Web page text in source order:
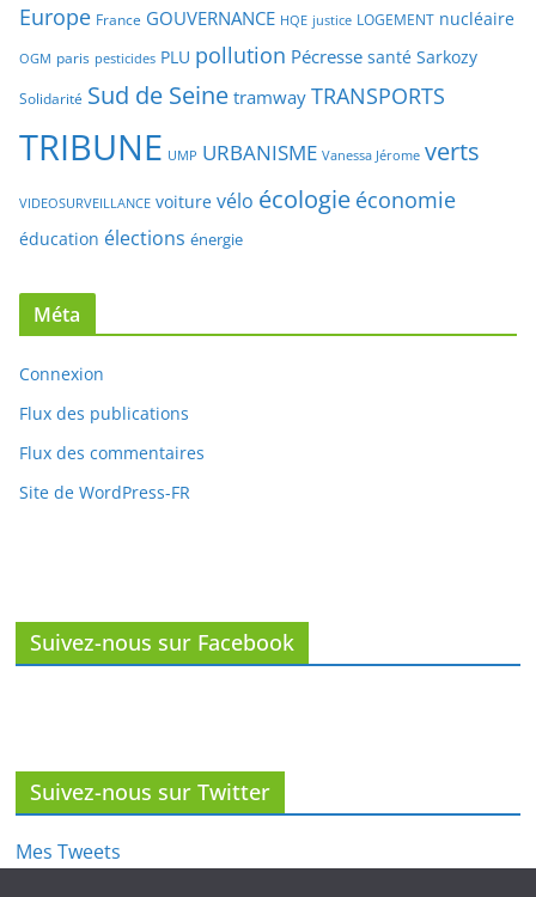
développement durable EMPLOIenvironnement
Europe France GOUVERNANCE nucléaire
PLU pollutionPécresse santé Sarkozy
Solidarité Sud de Seine tramway TRANSPORTS
TRIBUNE UMP URBANISME Vanessa Jérome verts
vélo
éducation
Méta
Connexion
Flux des publications
Flux des commentaires
Suivez-nous sur Twitter